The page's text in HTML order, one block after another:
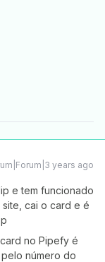
years ago
e tem funcionado
cai o card e é
no Pipefy é
número do